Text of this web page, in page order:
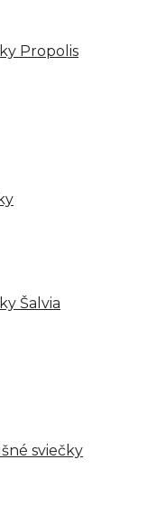
sviečky